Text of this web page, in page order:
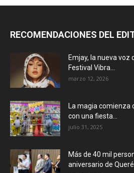
RECOMENDACIONES DEL
Emjay, la nueva voz
Festival Vibra...
marzo 12, 2026
La magia comienza
con una fiesta...
julio 31, 2025
Más de 40 mil
aniversario de